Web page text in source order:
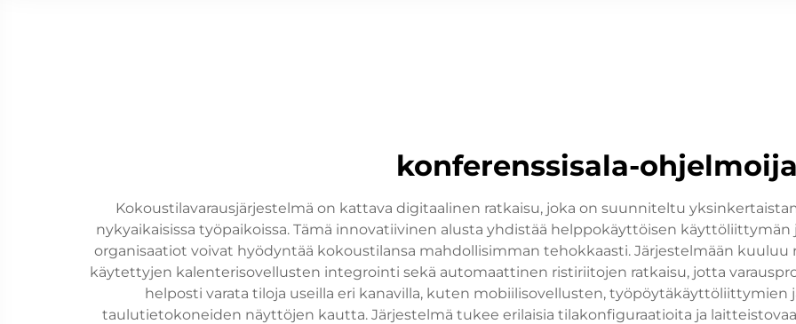
konferenssisala-ohjelmoija
Kokoustilavarausjärjestelmä on kattava digitaalinen ratkaisu, joka on suunniteltu
nykyaikaisissa työpaikoissa. Tämä innovatiivinen alusta yhdistää helppokäyttöisen
organisaatiot voivat hyödyntää kokoustilansa mahdollisimman tehokkaasti. Järjestelmään kuuluu
käytettyjen kalenterisovellusten integrointi sekä automaattinen ristiriitojen ratkaisu, jotta
helposti varata tiloja useilla eri kanavilla, kuten mobiilisovellusten, työpöytäkäyttöliittymien
taulutietokoneiden näyttöjen kautta. Järjestelmä tukee erilaisia tilakonfiguraatioita ja